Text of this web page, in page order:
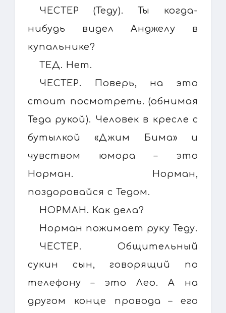
ЧЕСТЕР (Теду). Ты когда-
нибудь видел Анджелу в
купальнике?
ТЕД. Нет.
ЧЕСТЕР. Поверь, на это
стоит посмотреть. (обнимая
Теда рукой). Человек в кресле с
бутылкой «Джим Бима» и
чувством юмора – это
Норман. Норман,
поздоровайся с Тедом.
НОРМАН. Как дела?
Норман пожимает руку Теду.
ЧЕСТЕР. Общительный
сукин сын, говорящий по
телефону – это Лео. А на
другом конце провода – его